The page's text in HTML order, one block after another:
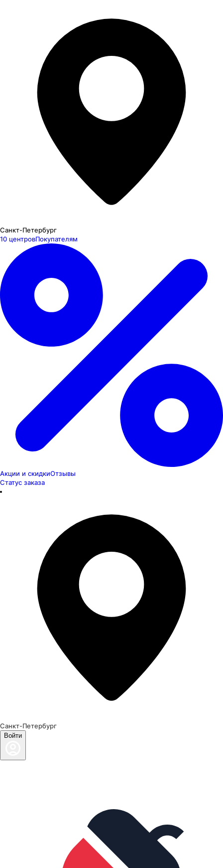
Санкт-Петербург
10 центровПокупателям
Акции и скидкиОтзывы
Статус заказа
Санкт-Петербург
Войти